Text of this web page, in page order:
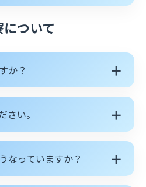
ついて
か？ ＋
さい。 ＋
なっていますか？ ＋